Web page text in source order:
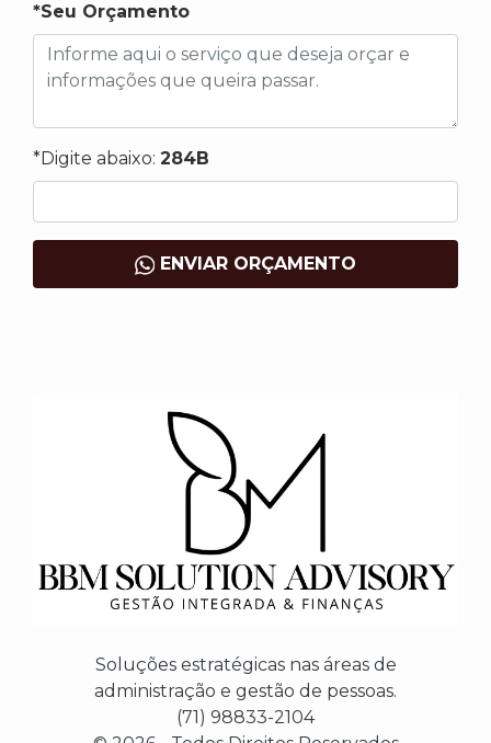
*Seu Orçamento
*Digite abaixo: 284B
ENVIAR ORÇAMENTO
Soluções estratégicas nas áreas de
administração e gestão de pessoas.
(71) 98833-2104